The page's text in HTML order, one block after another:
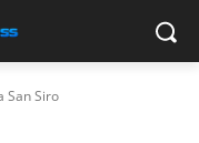
San Siro